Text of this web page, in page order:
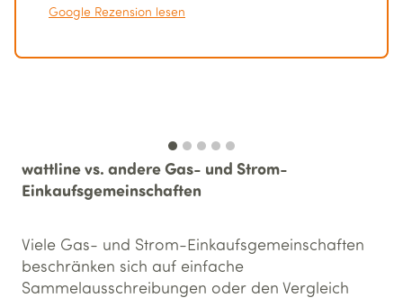
wattline vs. andere Gas- und Strom-
Einkaufsgemeinschaften
Viele Gas- und Strom-Einkaufsgemeinschaften
beschränken sich auf einfache
Sammelausschreibungen oder den Vergleich
Google Rezension lesen